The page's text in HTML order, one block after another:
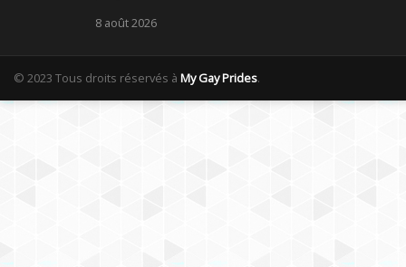
8 août 2026
© 2023 Tous droits réservés à My Gay Prides.